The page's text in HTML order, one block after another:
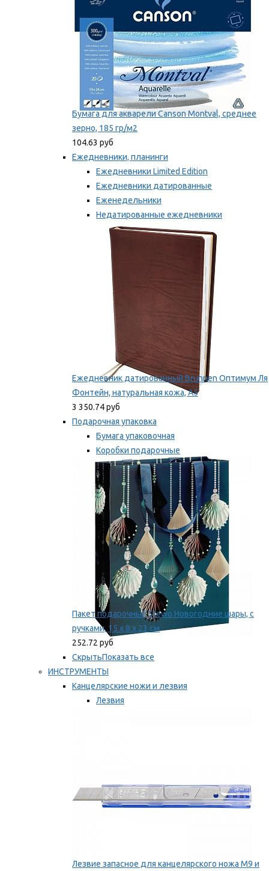
Бумага для акварели Canson Montval, среднее
зерно, 185 гр/м2
104.63 руб
Ежедневники, планинги
Ежедневники Limited Edition
Ежедневники датированные
Еженедельники
Недатированные ежедневники
Планинги
Мы рекомендуем
Ежедневник датированный Brunnen Оптимум Ля
Фонтейн, натуральная кожа, А5
3 350.74 руб
Подарочная упаковка
Бумага упаковочная
Коробки подарочные
Ленты, бобины
Мы рекомендуем
Пакет подарочный Stewo Новогодние шары, с
ручками, 15 х 8 х 23 см
252.72 руб
СкрытьПоказать все
ИНСТРУМЕНТЫ
Канцелярские ножи и лезвия
Лезвия
Лезвие запасное для канцелярского ножа M9 и